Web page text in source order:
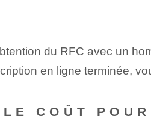
du RFC avec un
en ligne terminée,
COÛT